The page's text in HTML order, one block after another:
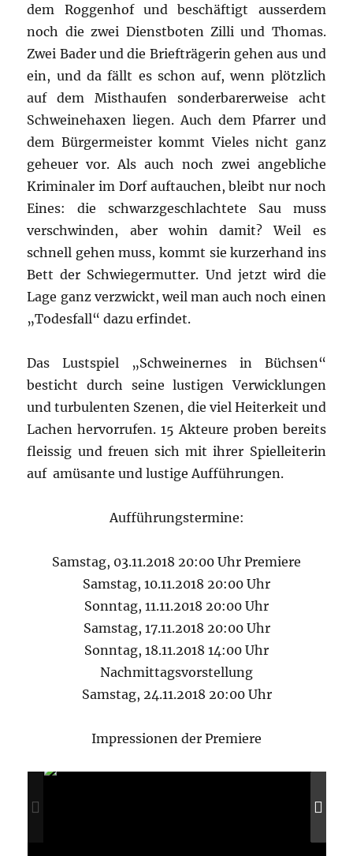
dem Roggenhof und beschäftigt ausserdem
noch die zwei Dienstboten Zilli und Thomas.
Zwei Bader und die Briefträgerin gehen aus und
ein, und da fällt es schon auf, wenn plötzlich
auf dem Misthaufen sonderbarerweise acht
Schweinehaxen liegen. Auch dem Pfarrer und
dem Bürgermeister kommt Vieles nicht ganz
geheuer vor. Als auch noch zwei angebliche
Kriminaler im Dorf auftauchen, bleibt nur noch
Eines: die schwarzgeschlachtete Sau muss
verschwinden, aber wohin damit? Weil es
schnell gehen muss, kommt sie kurzerhand ins
Bett der Schwiegermutter. Und jetzt wird die
Lage ganz verzwickt, weil man auch noch einen
„Todesfall“ dazu erfindet.
Das Lustspiel „Schweinernes in Büchsen“
besticht durch seine lustigen Verwicklungen
und turbulenten Szenen, die viel Heiterkeit und
Lachen hervorrufen. 15 Akteure proben bereits
fleissig und freuen sich mit ihrer Spielleiterin
auf amüsante und lustige Aufführungen.
Aufführungstermine:
Samstag, 03.11.2018 20:00 Uhr Premiere
Samstag, 10.11.2018 20:00 Uhr
Sonntag, 11.11.2018 20:00 Uhr
Samstag, 17.11.2018 20:00 Uhr
Sonntag, 18.11.2018 14:00 Uhr
Nachmittagsvorstellung
Samstag, 24.11.2018 20:00 Uhr
Impressionen der Premiere